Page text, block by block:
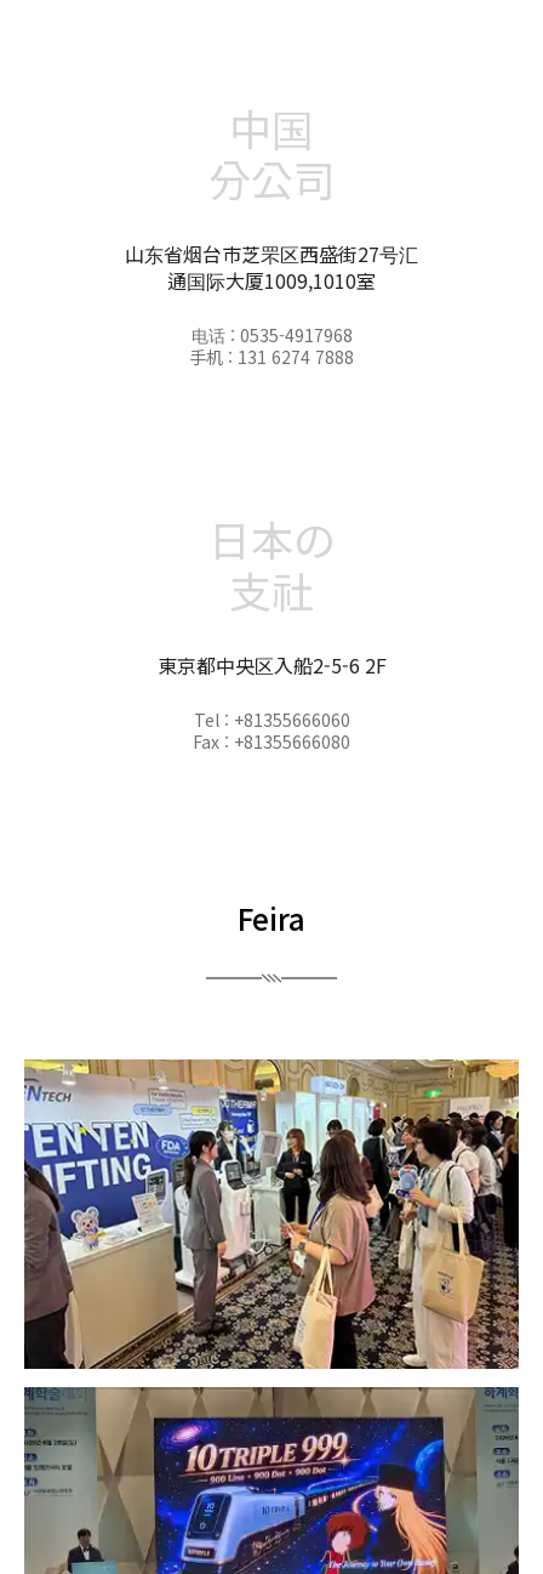
中国
分公司
山东省烟台市芝罘区西盛街27号汇
通国际大厦1009,1010室
电话 : 0535-4917968
手机 : 131 6274 7888
日本の
支社
東京都中央区入船2-5-6 2F
Tel : +81355666060
Fax : +81355666080
Feira